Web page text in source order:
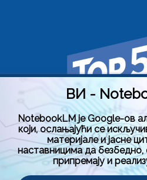
Користимо колачиће на овој
побољшали искуство
ћемо запамтити ваше жељене
„Прихвати све“, пристајете на
Међутим, можете да посетите
да бисте дали контролисану
ВИ -
NotebookLM је Google-ов
који, ослањајући се
материјале и јасне
наставницима да безбедно,
припремају и